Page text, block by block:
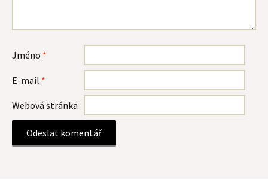
Jméno *
E-mail *
Webová stránka